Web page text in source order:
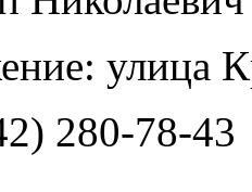
улица
280-78-43